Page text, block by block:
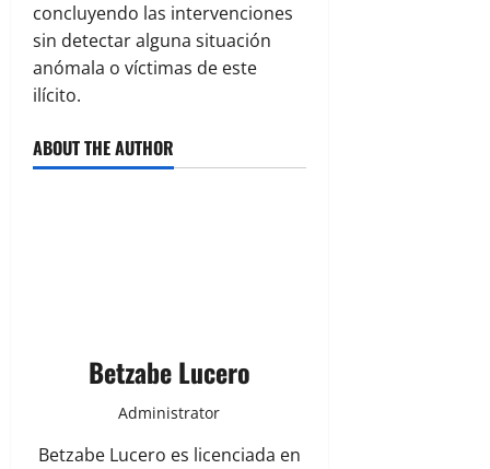
concluyendo las intervenciones
sin detectar alguna situación
anómala o víctimas de este
ilícito.
ABOUT THE AUTHOR
Betzabe Lucero
Administrator
Betzabe Lucero es licenciada en